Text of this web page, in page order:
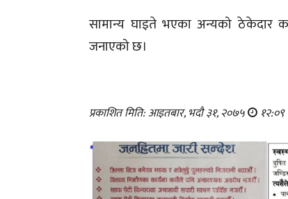
सामान्य घाइते भएका अन्यको ठेकेदार
जनाएको छ।
प्रकाशित मिति: आइतबार, भदौ ३१, २०७५ १२:०९